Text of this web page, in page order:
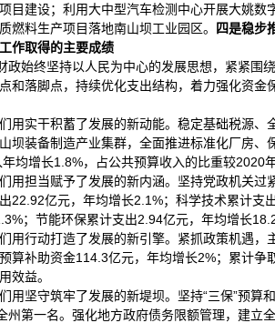
目建设；利用大中型汽车检测中心开展大姚
燃料生产项目落地南山坝工业园区。
四是稳步
作取得的主要成绩
政始终坚持以人民为中心的发展思想，紧紧
和落脚点，持续优化支出结构，着力强化资
们用实干积蓄了发展的新动能。稳定基础税源
坝装备制造产业集群，全面推进标准化厂房
均增长1.8%，占公共预算收入的比重较2020
们用担当赋予了发展的新内涵。坚持党政机关
22.92亿元，年均增长2.1%；科学技术累计
；节能环保累计支出2.94亿元，年均增长
用行动打造了发展的新引擎。紧抓政策机遇
算补助资金114.3亿元，年均增长2%；累计
效益。
用坚守筑牢了发展的新堤坝。坚持“三保”预
州第一名。强化地方政府债务限额管理，建